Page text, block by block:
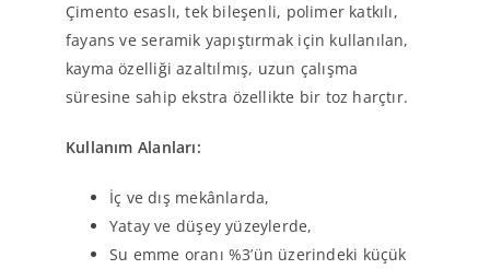
Çimento esaslı, tek bileşenli, polimer katkılı,
fayans ve seramik yapıştırmak için kullanılan,
kayma özelliği azaltılmış, uzun çalışma
süresine sahip ekstra özellikte bir toz harçtır.
Kullanım Alanları:
İç ve dış mekânlarda,
Yatay ve düşey yüzeylerde,
Su emme oranı %3’ün üzerindeki küçük